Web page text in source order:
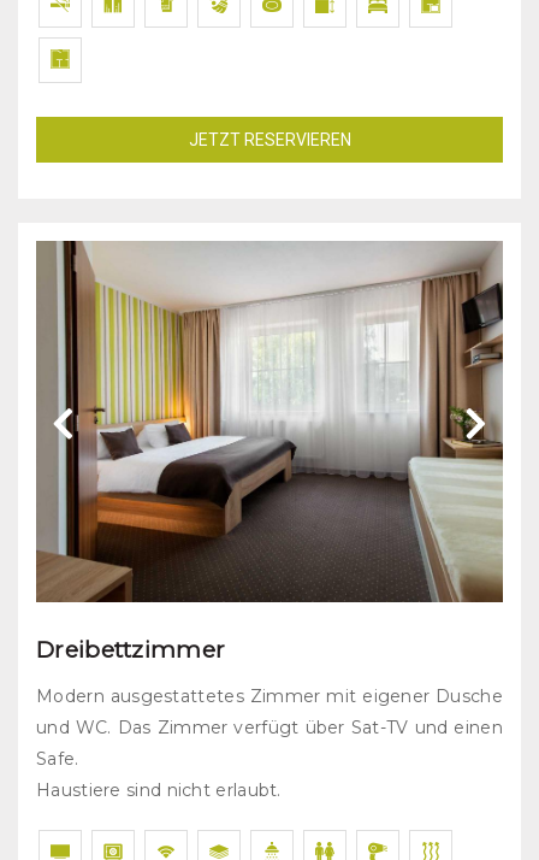
JETZT RESERVIEREN
Dreibettzimmer
Modern ausgestattetes Zimmer mit eigener Dusche
und WC. Das Zimmer verfügt über Sat-TV und einen
Safe.
Haustiere sind nicht erlaubt.